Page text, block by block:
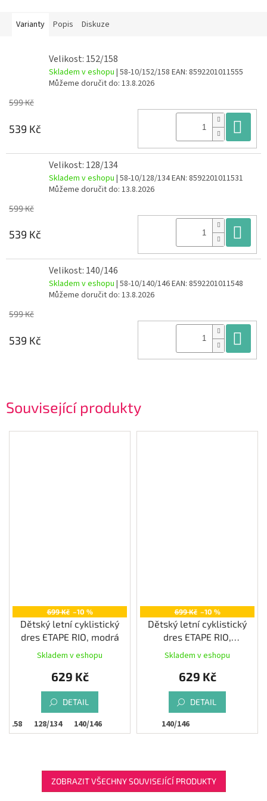
Související produkty
699 Kč –10 %
Dětský letní cyklistický
dres ETAPE RIO, modrá
Skladem v eshopu
629 Kč
DETAIL
158 128/134 140/146
699 Kč –10 %
Dětský letní cyklistický
dres ETAPE RIO,
bílá/růžová
Skladem v eshopu
629 Kč
DETAIL
140/146
ZOBRAZIT VŠECHNY SOUVISEJÍCÍ PRODUKTY
Varianty Popis Diskuze
Velikost: 152/158
Skladem v eshopu | 58-10/152/158 EAN: 8592201011555
Můžeme doručit do: 13.8.2026
599 Kč
539 Kč
Velikost: 128/134
Skladem v eshopu | 58-10/128/134EAN: 8592201011531
Můžeme doručit do: 13.8.2026
599 Kč
539 Kč
Velikost: 140/146
Skladem v eshopu | 58-10/140/146EAN: 8592201011548
Můžeme doručit do: 13.8.2026
599 Kč
539 Kč